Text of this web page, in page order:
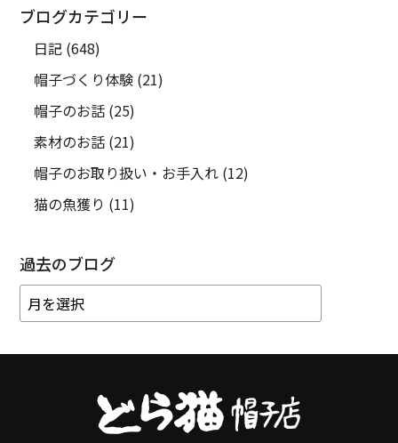
ブログカテゴリー
日記 (648)
帽子づくり体験 (21)
帽子のお話 (25)
素材のお話 (21)
帽子のお取り扱い・お手入れ (12)
猫の魚獲り (11)
過去のブログ